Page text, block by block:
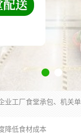
降低食材成本